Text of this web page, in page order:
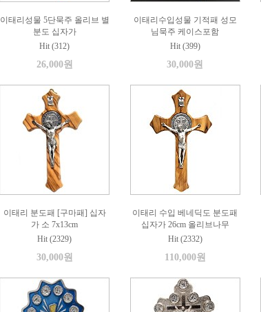
이태리성물 5단묵주 올리브 별
분도 십자가
Hit (312)
26,000원
이태리수입성물 기적패 성모
님묵주 케이스포함
Hit (399)
30,000원
이태리 분도패 [구마패] 십자
가 소 7x13cm
Hit (2329)
30,000원
이태리 수입 베네딕도 분도패
십자가 26cm 올리브나무
Hit (2332)
110,000원